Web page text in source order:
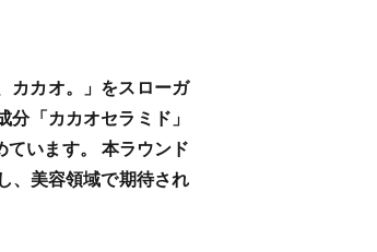
カカオ。」をスローガ
「カカオセラミド」
ています。 本ラウンド
、美容領域で期待され